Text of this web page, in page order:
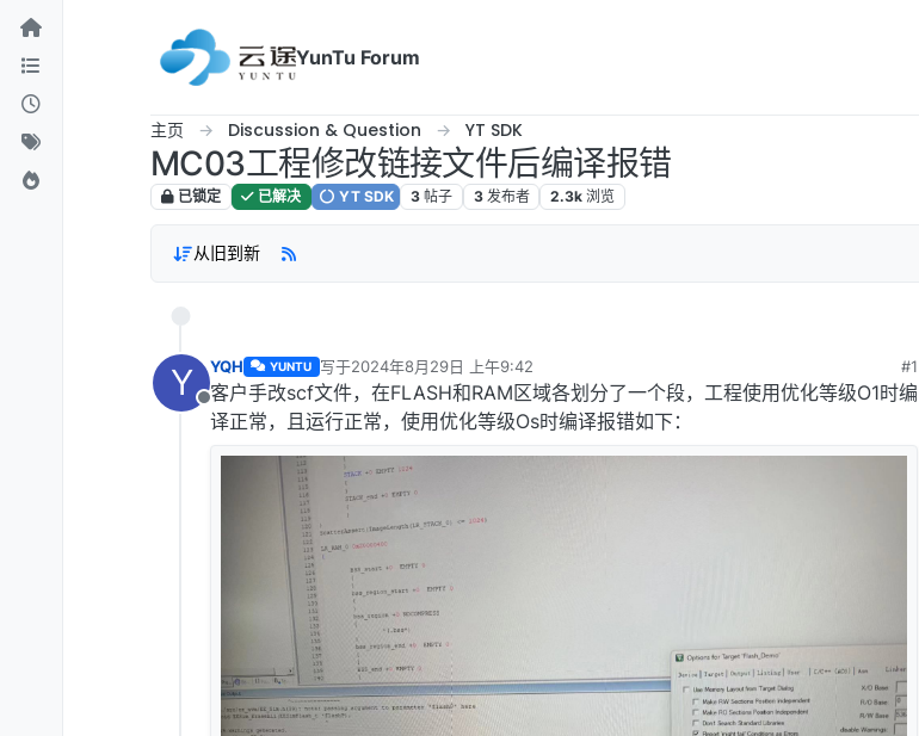
跳转至内容
YunTu Forum
主页 Discussion & Question YT SDK
MC03工程修改链接文件后编译报错
已锁定 已解决 YT SDK 3 帖子 3 发布者 2.3k 浏览
从旧到新
Y
离线
YQH YUNTU 写于2024年8月29日 上午9:42
最后由 编辑
#1
客户手改scf文件，在FLASH和RAM区域各划分了一个段，工程使用优化等级O1时编
译正常，且运行正常，使用优化等级Os时编译报错如下：